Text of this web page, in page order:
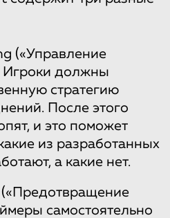
(«Управление
Игроки должны
стратегию
После этого
и это поможет
из разработанных
а какие нет.
самостоятельно